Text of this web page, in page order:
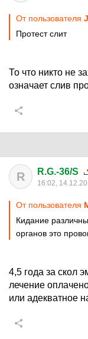
От пользователя
Протест слит
То что никто не
означает слив
R R.G.-36/S
16:02,
От пользователя
Кидание
органов это
4,5 года за скол
лечение
или адекватное